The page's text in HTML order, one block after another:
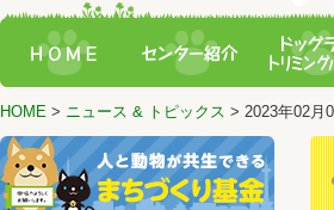
HOME > ニュース & トピックス > 2023年02月